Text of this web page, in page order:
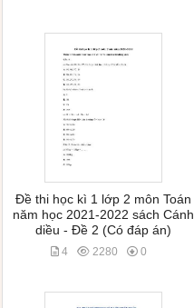
Đề thi học kì 1 lớp 2 môn Toán
năm học 2021-2022 sách Cánh
diều - Đề 2 (Có đáp án)
4 2280 0